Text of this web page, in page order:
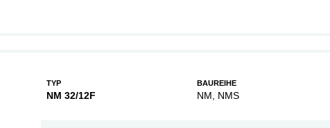
TYP
NM 32/12F
BAUREIHE
NM, NMS